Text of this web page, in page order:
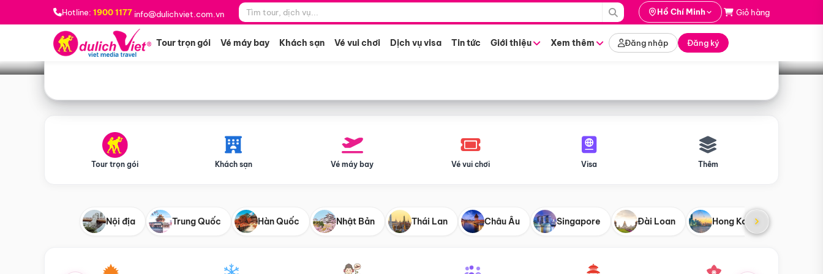
Hotline: 1900 1177 info@dulichviet.com.vn Hồ Chí Minh Giỏ hàng
Tour trọn gói Vé máy bay Khách sạn Vé vui chơi Dịch vụ visa Tin tức Giới thiệu Xem thêm Đăng nhập Đăng ký
Bạn muốn đi đâu? *
Tìm tour
Tour trọn gói Khách sạn Vé máy bay Vé vui chơi Visa Thêm
Nội địa Trung Quốc Hàn Quốc Nhật Bản Thái Lan Châu Âu Singapore Đài Loan Hong Kong